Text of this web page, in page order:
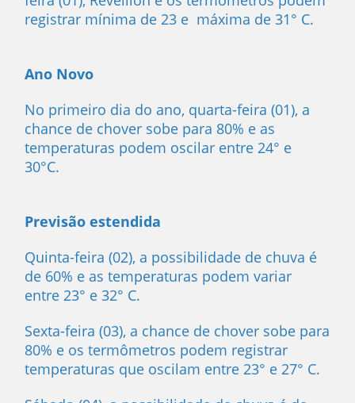
registrar mínima de 23 e máxima de 31° C.
Ano Novo
No primeiro dia do ano, quarta-feira (01), a
chance de chover sobe para 80% e as
temperaturas podem oscilar entre 24° e
30°C.
Previsão estendida
Quinta-feira (02), a possibilidade de chuva é
de 60% e as temperaturas podem variar
entre 23° e 32° C.
Sexta-feira (03), a chance de chover sobe para
80% e os termômetros podem registrar
temperaturas que oscilam entre 23° e 27° C.